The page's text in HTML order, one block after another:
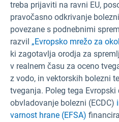
treba prijaviti na ravni EU,
pravočasno odkrivanje
povezane s podnebnimi
razvil „Evropsko mrežo za
ki zagotavlja orodja za
v realnem času za oceno
z vodo, in vektorskih bolezni
tveganja. Poleg tega Evropski
obvladovanje bolezni (ECDC)
varnost hrane (EFSA)